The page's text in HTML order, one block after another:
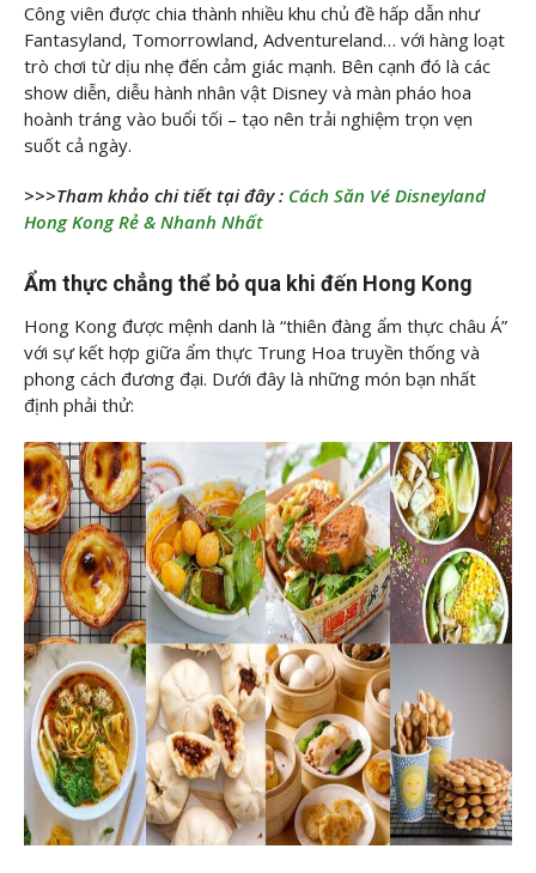
Công viên được chia thành nhiều khu chủ đề hấp dẫn như
Fantasyland, Tomorrowland, Adventureland… với hàng loạt
trò chơi từ dịu nhẹ đến cảm giác mạnh. Bên cạnh đó là các
show diễn, diễu hành nhân vật Disney và màn pháo hoa
hoành tráng vào buổi tối – tạo nên trải nghiệm trọn vẹn
suốt cả ngày.
>>>Tham khảo chi tiết tại đây : Cách Săn Vé Disneyland
Hong Kong Rẻ & Nhanh Nhất
Ẩm thực chẳng thể bỏ qua khi đến Hong Kong
Hong Kong được mệnh danh là “thiên đàng ẩm thực châu Á”
với sự kết hợp giữa ẩm thực Trung Hoa truyền thống và
phong cách đương đại. Dưới đây là những món bạn nhất
định phải thử: